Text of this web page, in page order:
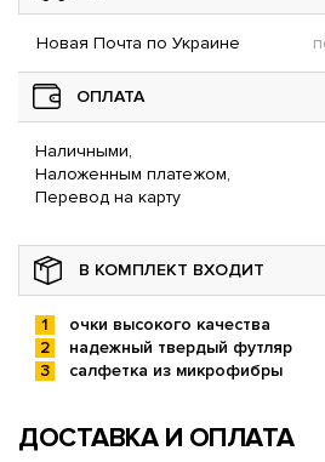
Новая Почта по Украине
ОПЛАТА
Наличными,
Наложенным платежом,
Перевод на карту
В КОМПЛЕКТ ВХОДИТ
очки высокого качества
надежный твердый футляр
салфетка из микрофибры
ДОСТАВКА И ОПЛАТА